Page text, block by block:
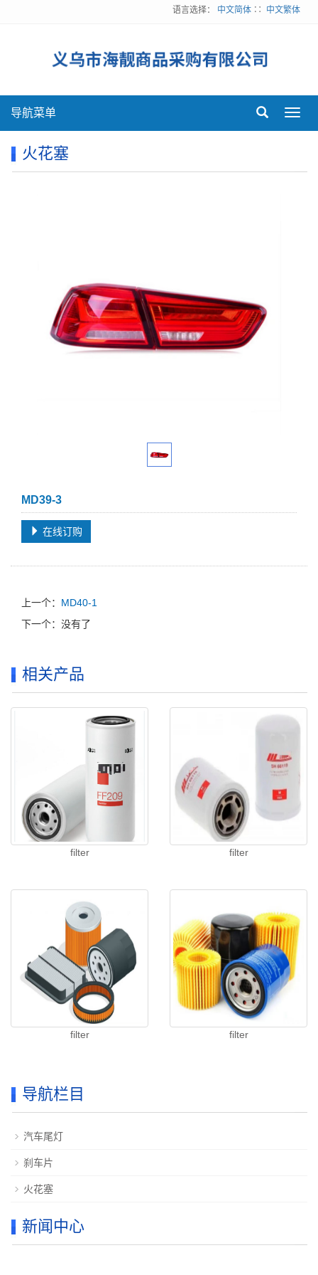
语言选择： 中文简体 ∷ 中文繁体
导航菜单
火花塞
MD39-3
在线订购
上一个： MD40-1
下一个：没有了
相关产品
filter filter
filter filter
导航栏目
汽车尾灯
刹车片
火花塞
新闻中心